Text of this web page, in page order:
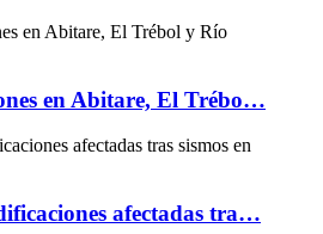
en Abitare, El Trébo…
afectadas tra…